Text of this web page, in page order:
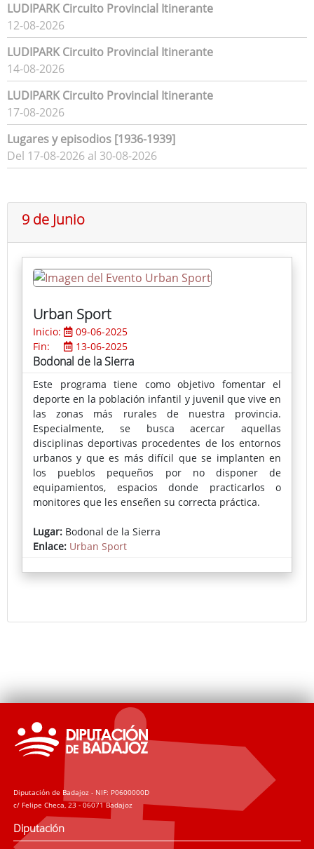
LUDIPARK Circuito Provincial Itinerante
12-08-2026
LUDIPARK Circuito Provincial Itinerante
14-08-2026
LUDIPARK Circuito Provincial Itinerante
17-08-2026
Lugares y episodios [1936-1939]
Del 17-08-2026 al 30-08-2026
9 de Junio
Urban Sport
Inicio:
09-06-2025
Fin:
13-06-2025
Bodonal de la Sierra
Este programa tiene como objetivo fomentar el
deporte en la población infantil y juvenil que vive en
las zonas más rurales de nuestra provincia.
Especialmente, se busca acercar aquellas
disciplinas deportivas procedentes de los entornos
urbanos y que es más difícil que se implanten en
los pueblos pequeños por no disponer de
equipamientos, espacios donde practicarlos o
monitores que les enseñen su correcta práctica.
En cada localidad se instala una pista deportiva
portátil donde se puede practicar skate, voleibol,
actividades muy demandadas por los más jóvenes.
Lugar: Bodonal de la Sierra
Enlace: Urban Sport
Diputación de Badajoz - NIF: P0600000D
c/ Felipe Checa, 23 - 06071 Badajoz
Diputación